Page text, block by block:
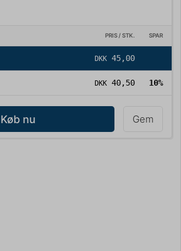
PRIS / STK. SPAR
Køb nu Gem
DKK 45,00
DKK 40,50 10%